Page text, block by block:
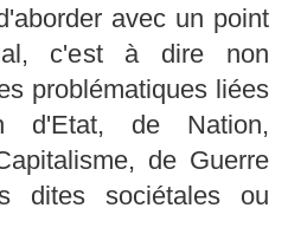
avec un point
c'est à dire non
problématiques liées
de Nation,
de Guerre
dites sociétales ou